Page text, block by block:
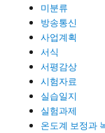
미분류
방송통신
사업계획
서식
서평감상
시험자료
실습일지
실험과제
온도계 보정과